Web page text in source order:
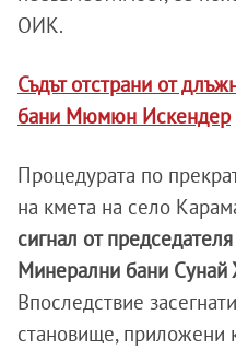
ОИК.
Съдът отстрани от
бани Мюмюн Искендер
Процедурата по
на кмета на село
сигнал от
Минерални бани Сунай
Впоследствие
становище, приложени